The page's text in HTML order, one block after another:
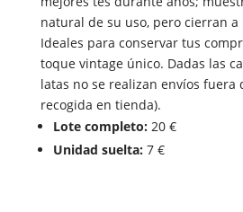
natural de su uso, pero cierran a
Ideales para conservar tus
toque vintage único. Dadas las
latas no se realizan envíos fuera
recogida en tienda).
Lote completo:20 €
Unidad suelta:7 €